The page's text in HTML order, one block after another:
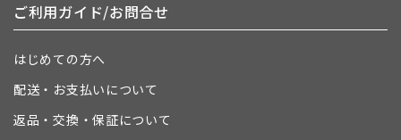
ご利用ガイド/お問合せ
はじめての方へ
配送・お支払いについて
返品・交換・保証について